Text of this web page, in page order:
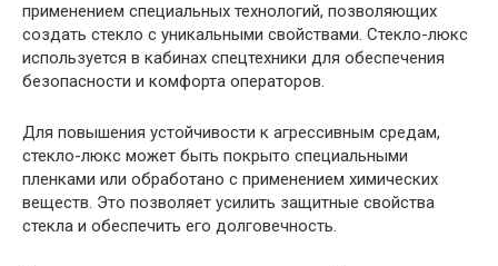
применением специальных технологий, позволяющих
создать стекло с уникальными свойствами. Стекло-люкс
используется в кабинах спецтехники для обеспечения
безопасности и комфорта операторов.
Для повышения устойчивости к агрессивным средам,
стекло-люкс может быть покрыто специальными
пленками или обработано с применением химических
веществ. Это позволяет усилить защитные свойства
стекла и обеспечить его долговечность.